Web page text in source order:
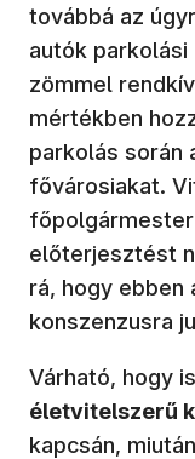
továbbá az
autók
zömmel
mértékben
parkolás során
fővárosiakat.
előterjesztést
rá, hogy ebben
konszenzusra
Várható, hogy
életvitelszerű
kapcsán,